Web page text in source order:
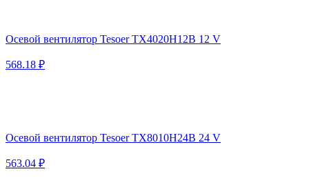
Осевой вентилятор Tesoer TX4020H12B 12 V
568.18 ₽
Осевой вентилятор Tesoer TX8010H24B 24 V
563.04 ₽